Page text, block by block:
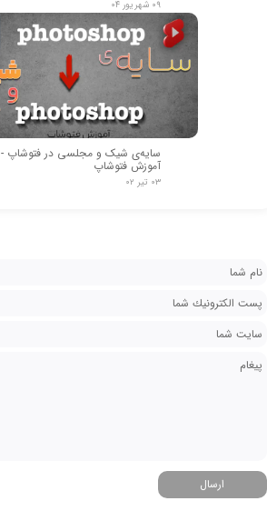
۰۹ شهریور ۰۴
سایه‌ی شیک و مجلسی در فتوشاپ -
آموزش فتوشاپ
۰۳ تیر ۰۲
ارسال